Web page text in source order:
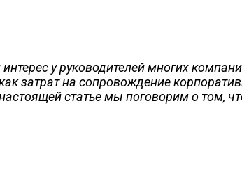
у руководителей многих
затрат на сопровождение
статье мы поговорим о том,